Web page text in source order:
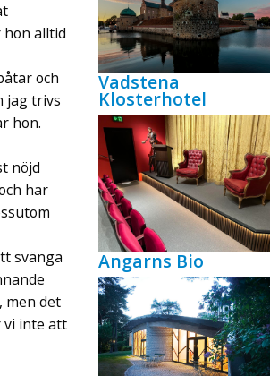
alltid
och
jag trivs
hon.
nöjd
har
svänga
men det
vi inte att
Vadstena
Klosterhotel
Angarns Bio